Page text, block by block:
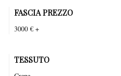
FASCIA PREZZO
3000 € +
TESSUTO